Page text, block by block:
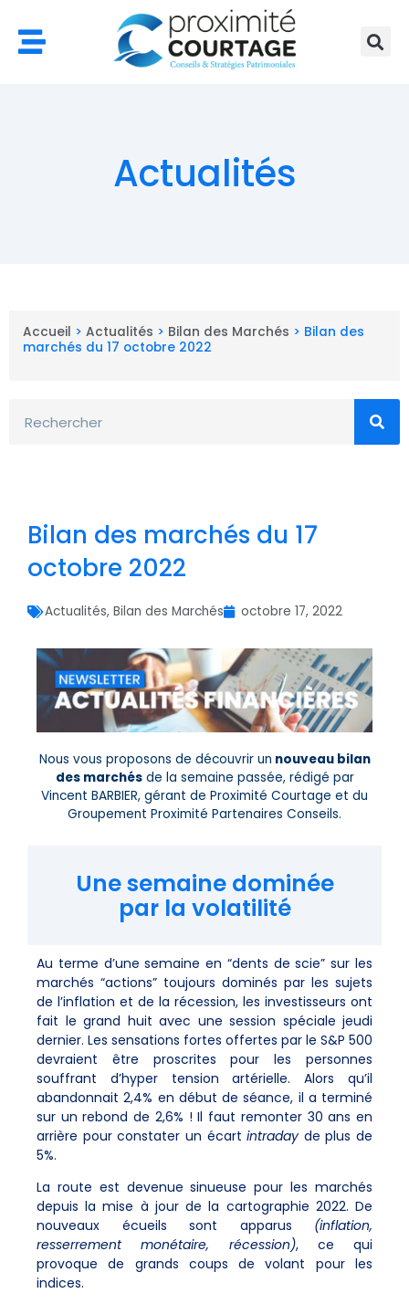
contenu
Actualités
Accueil > Actualités > Bilan des Marchés > Bilan des
marchés du 17 octobre 2022
Bilan des marchés du 17
octobre 2022
Actualités, Bilan des Marchés octobre 17, 2022
Nous vous proposons de découvrir un nouveau bilan
des marchésde la semaine passée, rédigé par
Vincent BARBIER, gérant de Proximité Courtage et du
Groupement Proximité Partenaires Conseils.
Une semaine dominée
par la volatilité
Au terme d’une semaine en “dents de scie” sur les
marchés “actions” toujours dominés par les sujets
de l’inflation et de la récession, les investisseurs ont
fait le grand huit avec une session spéciale jeudi
dernier. Les sensations fortes offertes par le S&P 500
devraient être proscrites pour les personnes
souffrant d’hyper tension artérielle. Alors qu’il
abandonnait 2,4% en début de séance, il a terminé
sur un rebond de 2,6% ! Il faut remonter 30 ans en
arrière pour constater un écart intraday de plus de
5%.
La route est devenue sinueuse pour les marchés
depuis la mise à jour de la cartographie 2022. De
nouveaux écueils sont apparus (inflation,
resserrement monétaire, récession), ce qui
provoque de grands coups de volant pour les
indices.